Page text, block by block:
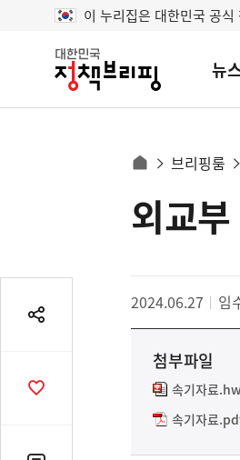
이 누리집은 대한민국 공
대
민
뉴
동
경
로
으
로
브리핑룸
영
역공
기
공
외교
2024.06.27 임
첨부파일
속기자료
속기자료